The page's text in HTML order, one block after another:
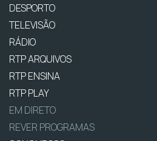
DESPORTO
TELEVISÃO
RÁDIO
RTP ARQUIVOS
RTP ENSINA
RTP PLAY
EM DIRETO
REVER PROGRAMAS